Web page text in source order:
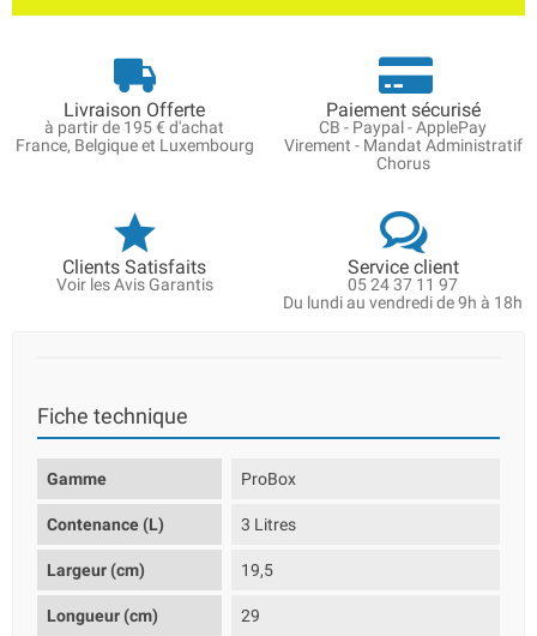
Livraison Offerte
à partir de 195 € d'achat
France, Belgique et Luxembourg
Paiement sécurisé
CB - Paypal - ApplePay
Virement - Mandat Administratif
Chorus
Clients Satisfaits
Voir les Avis Garantis
Service client
05 24 37 11 97
Du lundi au vendredi de 9h à 18h
Fiche technique
Gamme ProBox
Contenance (L) 3 Litres
Largeur (cm) 19,5
Longueur (cm) 29